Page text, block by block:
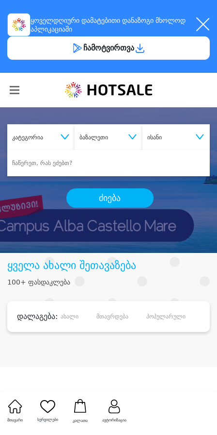
ყოველდღიური დამატებითი დანაზოგი მხოლოდ
აპლიკაციაში
ჩამოტვირთვა
მთავარი სურვილები კალათა ავტორიზაცია
კატეგორია ბაზალეთი ისანი
ძიება
ყველა ახალი შეთავაზება
100+ ფასდაკლება
დალაგება: ახალი მთავრდება პოპულარული